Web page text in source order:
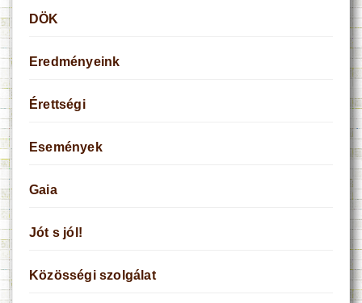
DÖK
Eredményeink
Érettségi
Események
Gaia
Jót s jól!
Közösségi szolgálat